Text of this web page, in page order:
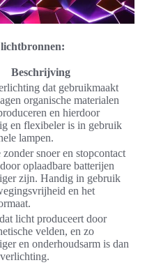
Beschrijving
dat gebruikmaakt
organische materialen
en hierdoor
en flexibeler is in gebruik
lampen.
snoer en stopcontact
oplaadbare batterijen
zijn. Handig in gebruik
en het
licht produceert door
velden, en zo
en onderhoudsarm is dan